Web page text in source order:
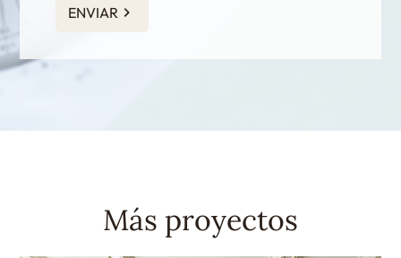
ENVIAR
Más proyectos